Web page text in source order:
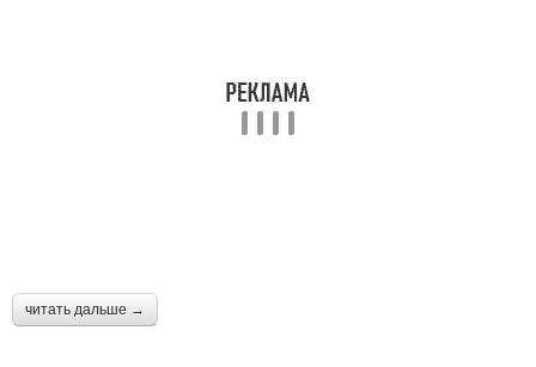
читать дальше →